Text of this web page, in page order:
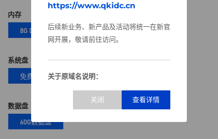
内存
8G DDR4
系统盘
免费赠送40G
数据盘
60G数据盘
https://www.qkidc.cn
后续新业务、新产品及活动将统一在新官
网开展，敬请前往访问。
关于原域名说明：
原域名可继续正常登录
可继续管理现有服务器及业务
为方便用户沟通，我们已设立专门售后支